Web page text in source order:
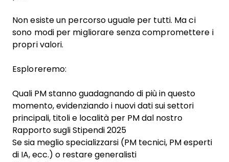
Non esiste un percorso uguale per tutti. Ma ci
sono modi per migliorare senza compromettere i
propri valori.
Esploreremo:
Quali PM stanno guadagnando di più in questo
momento, evidenziando i nuovi dati sui settori
principali, titoli e località per PM dal nostro
Rapporto sugli Stipendi 2025
Se sia meglio specializzarsi (PM tecnici, PM esperti
di IA, ecc.) o restare generalisti